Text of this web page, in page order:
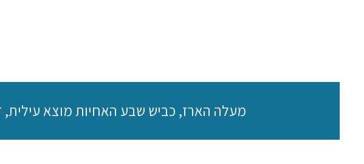
מעלה הארז, כביש שבע האחיות מוצא עילית, ד.נ. הרי יהודה 90820, טל: 02-